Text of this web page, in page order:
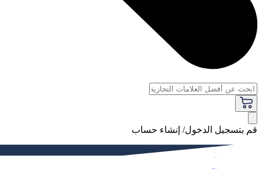
قم بتسجيل الدخول/ إنشاء حساب
فاخر
النساء
الرجال